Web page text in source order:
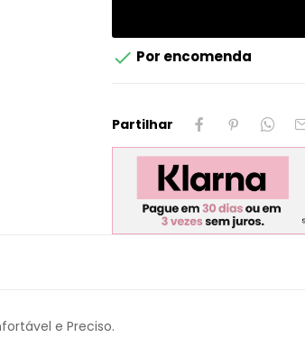
 Por encomenda
Partilhar
e Preciso.